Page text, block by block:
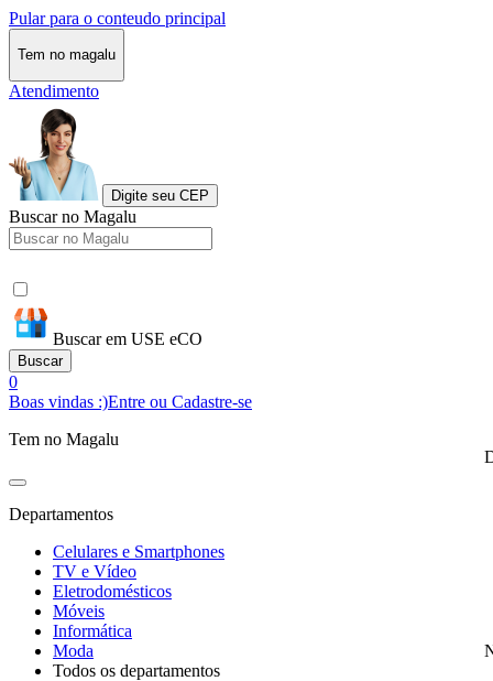
Pular para o conteudo principal
Tem no magalu
Atendimento
Digite seu CEP
Buscar no Magalu
Buscar em USE eCO
Buscar
0
Boas vindas :)Entre ou Cadastre-se
Tem no Magalu
Departamentos
Celulares e Smartphones
TV e Vídeo
Eletrodomésticos
Móveis
Informática
Moda
Todos os departamentos